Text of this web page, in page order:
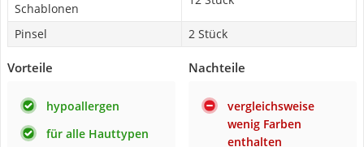
Schablonen
Pinsel 2 Stück
Vorteile
hypoallergen
für alle Hauttypen
Nachteile
vergleichsweise
wenig Farben
enthalten